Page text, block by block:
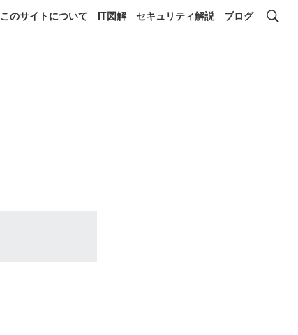
このサイトについて IT図解 セキュリティ解説 ブログ